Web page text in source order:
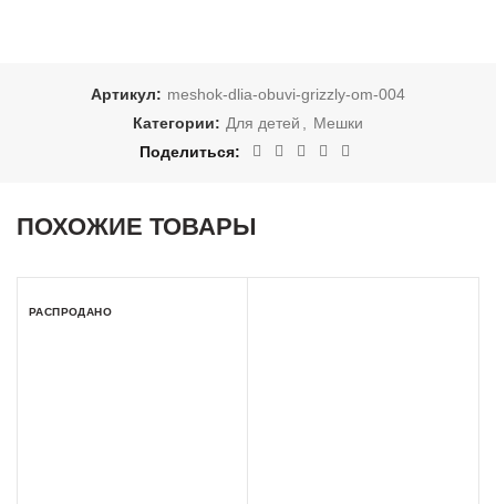
Артикул: meshok-dlia-obuvi-grizzly-om-004
Категории: Для детей
Мешки
Поделиться
ПОХОЖИЕ ТОВАРЫ
РАСПРОДАНО